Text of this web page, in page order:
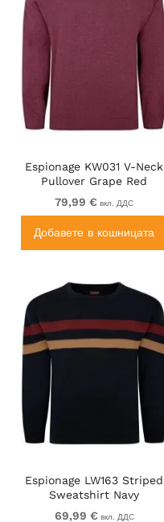
Espionage KW031 V-Neck
Pullover Grape Red
79,99 € вкл. ДДС
Добавете в кошницата
Espionage LW163 Striped
Sweatshirt Navy
69,99 € вкл. ДДС